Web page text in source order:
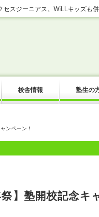
スジーニアス。WiLLキッズも併
ンペーン！
祭】塾開校記念キ
校舎情報 塾生の